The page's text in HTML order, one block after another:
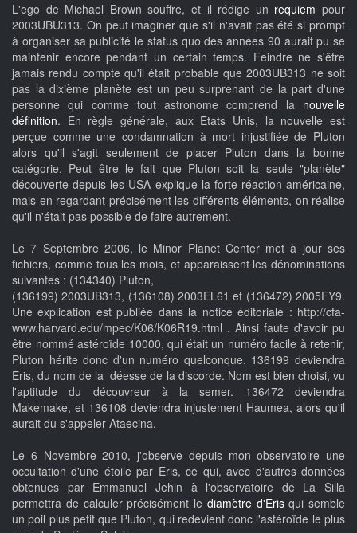
L'ego de Michael Brown souffre, et il rédige un requiempour
2003UBU313. On peut imaginer que s'il n'avait pas été si prompt
à organiser sa publicité le status quo des années 90 aurait pu se
maintenir encore pendant un certain temps. Feindre ne s'être
jamais rendu compte qu'il était probable que 2003UB313 ne soit
pas la dixième planète est un peu surprenant de la part d'une
personne qui comme tout astronome comprend la nouvelle
définition. En règle générale, aux Etats Unis, la nouvelle est
perçue comme une condamnation à mort injustifiée de Pluton
alors qu'il s'agit seulement de placer Pluton dans la bonne
catégorie. Peut être le fait que Pluton soit la seule "planète"
découverte depuis les USA explique la forte réaction américaine,
mais en regardant précisément les différents éléments, on réalise
qu'il n'était pas possible de faire autrement.
Le 7 Septembre 2006, le Minor Planet Center met à jour ses
fichiers, comme tous les mois, et apparaissent les dénominations
suivantes : (134340) Pluton,
(136199) 2003UB313, (136108) 2003EL61 et (136472) 2005FY9.
Une explication est publiée dans la notice éditoriale : http://cfa-
www.harvard.edu/mpec/K06/K06R19.html . Ainsi faute d'avoir pu
être nommé astéroïde 10000, qui était un numéro facile à retenir,
Pluton hérite donc d'un numéro quelconque. 136199 deviendra
Eris, du nom de la déesse de la discorde. Nom est bien choisi, vu
l'aptitude du découvreur à la semer. 136472 deviendra
Makemake, et 136108 deviendra injustement Haumea, alors qu'il
aurait du s'appeler Ataecina.
Le 6 Novembre 2010, j'observe depuis mon observatoire une
occultation d'une étoile par Eris, ce qui, avec d'autres données
obtenues par Emmanuel Jehin à l'observatoire de La Silla
permettra de calculer précisément le diamètre d'Erisqui semble
un poil plus petit que Pluton, qui redevient donc l'astéroïde le plus